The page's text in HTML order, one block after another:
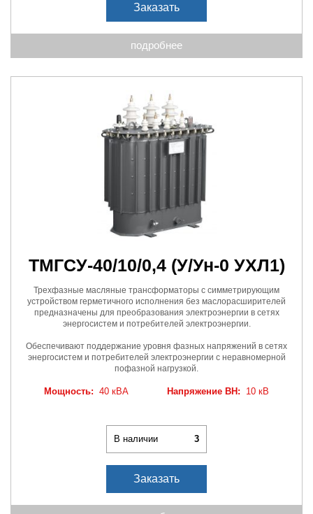
Заказать
подробнее
ТМГСУ-40/10/0,4 (У/Ун-0 УХЛ1)
Трехфазные масляные трансформаторы с симметрирующим
устройством герметичного исполнения без маслорасширителей
предназначены для преобразования электроэнергии в сетях
энергосистем и потребителей электроэнергии.
Обеспечивают поддержание уровня фазных напряжений в сетях
энергосистем и потребителей электроэнергии с неравномерной
пофазной нагрузкой.
Мощность: 40 кВА Напряжение ВН: 10 кВ
В наличии 3
Заказать